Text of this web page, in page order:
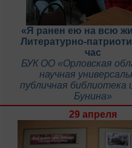
«Я ранен ею на всю
Литературно-
час
БУК ОО «Орловская
научная
публичная библиотека
Бунина»
29 апреля